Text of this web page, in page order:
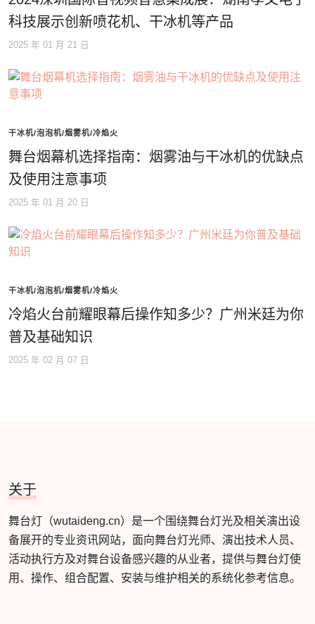
科技展示创新喷花机、干冰机等产品
2025 年 01 月 21 日
干冰机/泡泡机/烟雾机/冷焰火
舞台烟幕机选择指南：烟雾油与干冰机的优缺点
及使用注意事项
2025 年 01 月 20 日
干冰机/泡泡机/烟雾机/冷焰火
冷焰火台前耀眼幕后操作知多少？广州米廷为你
普及基础知识
2025 年 02 月 07 日
关于
舞台灯（wutaideng.cn）是一个围绕舞台灯光及相关演出设
备展开的专业资讯网站，面向舞台灯光师、演出技术人员、
活动执行方及对舞台设备感兴趣的从业者，提供与舞台灯使
用、操作、组合配置、安装与维护相关的系统化参考信息。